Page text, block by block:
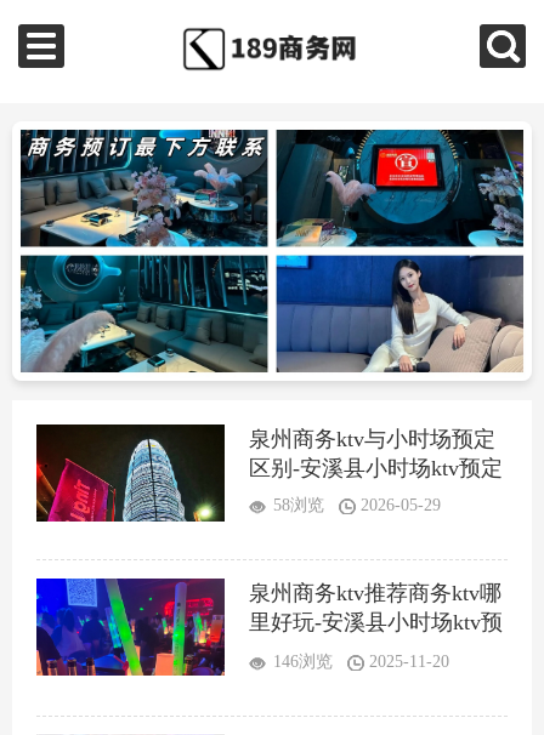
泉州商务ktv与小时场预定
区别-安溪县小时场ktv预定
58浏览 2026-05-29
泉州商务ktv推荐商务ktv哪
里好玩-安溪县小时场ktv预
146浏览 2025-11-20